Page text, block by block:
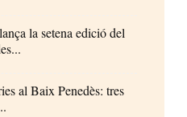
la setena edició del
al Baix Penedès: tres